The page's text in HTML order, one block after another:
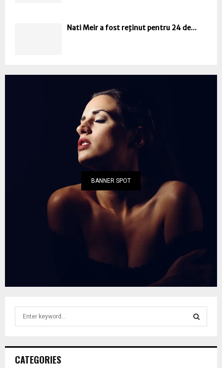
Nati Meir a fost reţinut pentru 24 de...
BANNER SPOT
h
CATEGORIES